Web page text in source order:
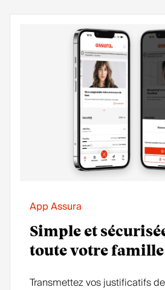
App Assura
Simple et
toute votre famille
Transmettez vos justificatifs